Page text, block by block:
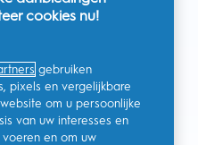
het ontvangen van
met betrekking tot
promotionele initiatieven van
cookies nu!
gebruiken
pixels en vergelijkbare
om u persoonlijke
van uw interesses en
en om uw